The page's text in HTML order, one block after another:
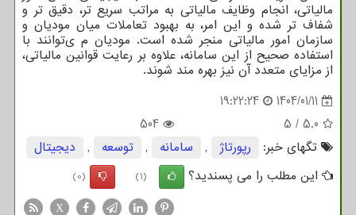
مالیاتی، انجام وظایف مالیاتی به مراتب سریع ‌تر، دقیق‌ تر و
شفاف ‌تر شده و این امر، به بهبود تعاملات میان مودیان و
سازمان امور مالیاتی منجر شده است. مودیان م ی‌توانند با
استفاده صحیح از این سامانه، علاوه بر رعایت قوانین مالیاتی،
از مزایای متعدد آن نیز بهره‌ مند شوند.
1404/01/11
19:22:24
5.0
/
5
504
تگهای خبر:
رپورتاژ , سامانه , توسعه ,
دیجیتال
این مطلب را می پسندید؟
(1)
(0)
X